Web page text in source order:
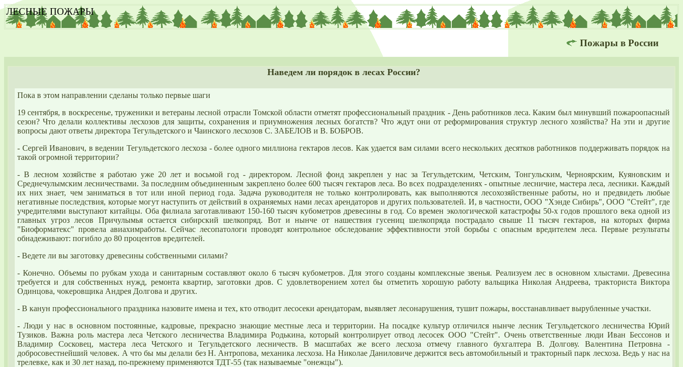
ЛЕСНЫЕ ПОЖАРЫ
Пожары в России
Наведем ли порядок в лесах России?
Пока в этом направлении сделаны только первые шаги
19 сентября, в воскресенье, труженики и ветеранылесной отрасли Томской области отметят профессиональный праздник - День работников леса. Каким был минувший пожароопасный
сезон? Что делали коллективы лесхозов для защиты, сохранения и приумножениялесных богатств? Что ждут они от реформирования структур лесногохозяйства? На эти и другие
вопросы дают ответы директора Тегульдетского и Чаинского лесхозов С. ЗАБЕЛОВ и В. БОБРОВ.
- Сергей Иванович, в ведении Тегульдетского лесхоза - более одного миллиона гектаров лесов. Как удается вам силами всего нескольких десятков работников поддерживать порядок на
такой огромной территории?
- В лесномхозяйстве я работаю уже 20 лет и восьмой год - директором.Лесной фонд закреплен у нас за Тегульдетским, Четским, Тонгульским, Черноярским, Куяновским и
Среднечулымским лесничествами. За последним объединенным закреплено более 600 тысяч гектаров леса. Во всех подразделениях - опытные лесничие, мастера леса, лесники. Каждый
их них знает, чем заниматься в тот или иной период года. Задача руководителя не только контролировать, как выполняются лесохозяйственные работы, но и предвидеть любые
негативные последствия, которые могут наступить от действий в охраняемых нами лесах арендаторов и других пользователей. И, в частности, ООО "ХэндеСибирь", ООО "Стейт", где
учредителями выступают китайцы. Оба филиала заготавливают 150-160 тысяч кубометров древесины в год. Со времен экологической катастрофы 50-х годов прошлого века одной из
главных угроз лесов Причулымья остается сибирский шелкопряд. Вот и нынче от нашествия гусениц шелкопряда пострадало свыше 11 тысяч гектаров, на которых фирма
"Биоформатекс" провела авиахимработы. Сейчас лесопатологи проводят контрольное обследование эффективности этой борьбы с опасным вредителем леса. Первые результаты
обнадеживают: погибло до 80 процентов вредителей.
- Ведете ли вы заготовку древесины собственными силами?
- Конечно. Объемы по рубкам ухода и санитарным составляют около 6 тысяч кубометров. Для этого созданы комплексные звенья. Реализуем лес в основном хлыстами. Древесина
требуется и для собственных нужд, ремонта квартир, заготовки дров. С удовлетворением хотел бы отметить хорошую работу вальщика Николая Андреева, тракториста Виктора
Одинцова, чокеровщика Андрея Долгова и других.
- В канун профессионального праздника назовите имена и тех, кто отводит лесосеки арендаторам, выявляет лесонарушения, тушит пожары, восстанавливает вырубленные участки.
- Люди у нас в основном постоянные, кадровые, прекрасно знающие местные леса и территории. На посадке культур отличился нынче лесник Тегульдетского лесничества Юрий
Тузиков. Важна роль мастера леса Четского лесничества Владимира Родькина, который контролирует отвод лесосек ООО "Стейт". Очень ответственные люди Иван Бессонов и
Владимир Сосковец, мастера леса Четского и Тегульдетского лесничеств. В масштабах же всего лесхоза отмечу главного бухгалтера В. Долгову. Валентина Петровна -
добросовестнейший человек. А что бы мы делали без Н. Антропова, механика лесхоза. На Николае Даниловиче держится весь автомобильный и тракторный парк лесхоза. Ведь у нас на
трелевке, как и 30 лет назад, по-прежнему применяются ТДТ-55 (так называемые "онежцы").